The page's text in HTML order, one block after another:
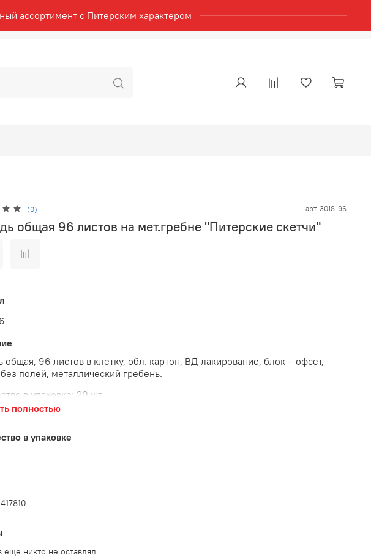
ассортимент с Питерским характером
(0) арт. 3018-96
общая 96 листов на мет.гребне "Питерские скетчи"
общая, 96 листов в клетку, обл. картон, ВД-лакирование, блок – офсет,
полей, металлический гребень.
в упаковке: 20 шт.
полностью
в упаковке
еще никто не оставлял